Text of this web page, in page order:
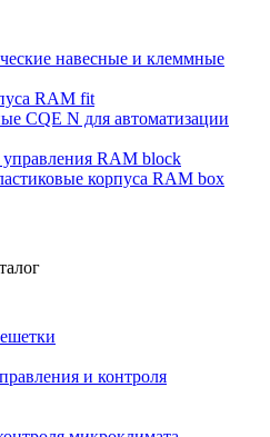
навесные и клеммные
RAM fit
CQE N для автоматизации
RAM block
корпуса RAM box
и контроля